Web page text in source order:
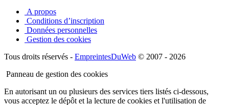
A propos
Conditions d’inscription
Données personnelles
Gestion des cookies
Tous droits réservés - EmpreintesDuWeb © 2007 - 2026
Panneau de gestion des cookies
En autorisant un ou plusieurs des services tiers listés ci-dessous,
vous acceptez le dépôt et la lecture de cookies et l'utilisation de